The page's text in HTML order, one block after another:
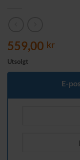
559,00 kr
Utsolgt
E-